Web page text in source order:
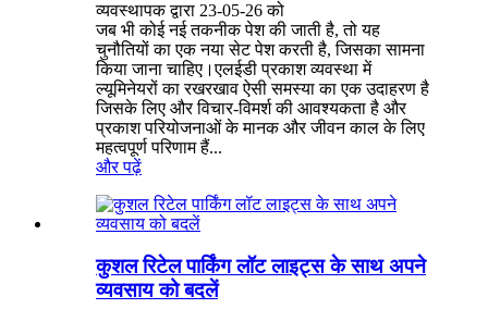
व्यवस्थापक द्वारा 23-05-26 को
जब भी कोई नई तकनीक पेश की जाती है, तो यह
चुनौतियों का एक नया सेट पेश करती है, जिसका सामना
किया जाना चाहिए।एलईडी प्रकाश व्यवस्था में
ल्यूमिनेयरों का रखरखाव ऐसी समस्या का एक उदाहरण है
जिसके लिए और विचार-विमर्श की आवश्यकता है और
प्रकाश परियोजनाओं के मानक और जीवन काल के लिए
महत्वपूर्ण परिणाम हैं...
और पढ़ें
कुशल रिटेल पार्किंग लॉट लाइट्स के साथ अपने
व्यवसाय को बदलें